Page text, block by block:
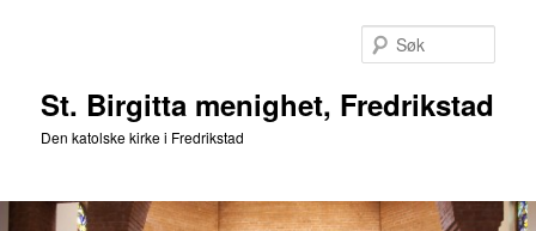
St. Birgitta menighet, Fredrikstad
Den katolske kirke i Fredrikstad